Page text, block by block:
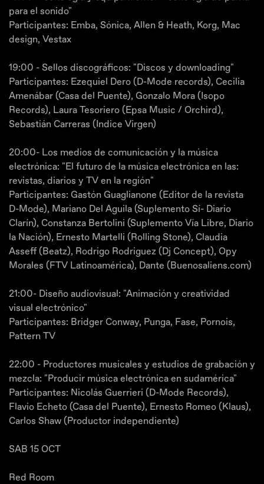
para el sonido"
Participantes: Emba, Sónica, Allen & Heath, Korg, Mac
design, Vestax
19:00 - Sellos discográficos: "Discos y downloading"
Participantes: Ezequiel Dero (D-Mode records), Cecilia
Amenábar (Casa del Puente), Gonzalo Mora (Isopo
Records), Laura Tesoriero (Epsa Music / Orchird),
Sebastián Carreras (Indice Virgen)
20:00- Los medios de comunicación y la música
electrónica: "El futuro de la música electrónica en las:
revistas, diarios y TV en la región"
Participantes: Gastón Guaglianone (Editor de la revista
D-Mode), Mariano Del Aguila (Suplemento Sí- Diario
Clarín), Constanza Bertolini (Suplemento Vía Libre, Diario
la Nación), Ernesto Martelli (Rolling Stone), Claudia
Asseff (Beatz), Rodrigo Rodriguez (Dj Concept), Opy
Morales (FTV Latinoamérica), Dante (Buenosaliens.com)
21:00- Diseño audiovisual: "Animación y creatividad
visual electrónico"
Participantes: Bridger Conway, Punga, Fase, Pornois,
Pattern TV
22:00 - Productores musicales y estudios de grabación y
mezcla: "Producir música electrónica en sudamérica"
Participantes: Nicolás Guerrieri (D-Mode Records),
Flavio Echeto (Casa del Puente), Ernesto Romeo (Klaus),
Carlos Shaw (Productor independiente)
SAB 15 OCT
Red Room